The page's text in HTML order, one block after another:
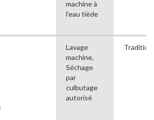
machine à
l’eau tiède
Lavage
machine,
Séchage
par
culbutage
autorisé